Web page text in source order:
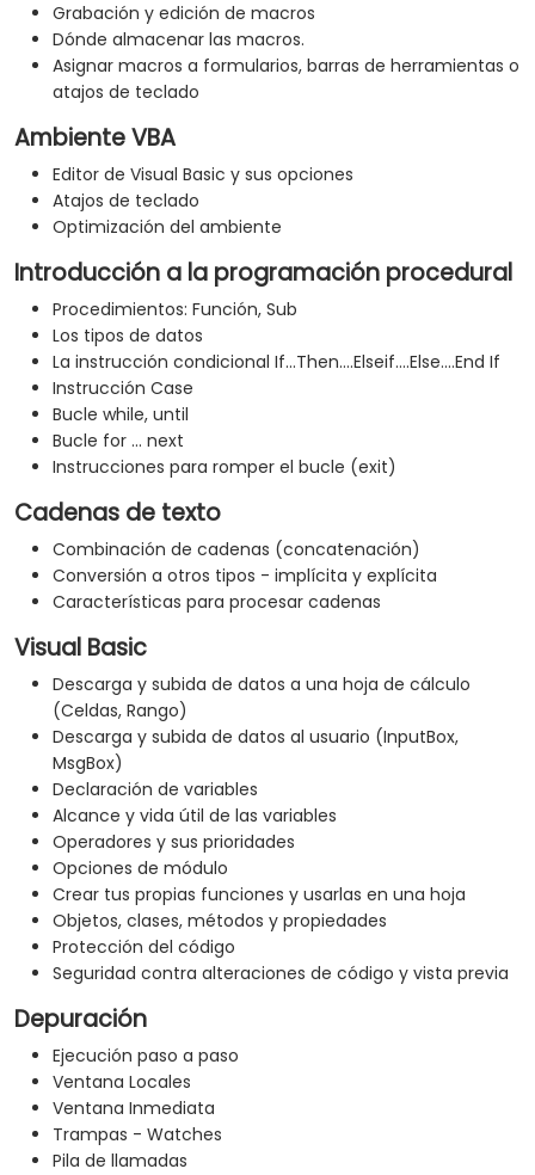
Grabación y edición de macros
Dónde almacenar las macros.
Asignar macros a formularios, barras de herramientas o
atajos de teclado
Ambiente VBA
Editor de Visual Basic y sus opciones
Atajos de teclado
Optimización del ambiente
Introducción a la programación procedural
Procedimientos: Función, Sub
Los tipos de datos
La instrucción condicional If...Then....Elseif....Else....End If
Instrucción Case
Bucle while, until
Bucle for ... next
Instrucciones para romper el bucle (exit)
Cadenas de texto
Combinación de cadenas (concatenación)
Conversión a otros tipos - implícita y explícita
Características para procesar cadenas
Visual Basic
Descarga y subida de datos a una hoja de cálculo
(Celdas, Rango)
Descarga y subida de datos al usuario (InputBox,
MsgBox)
Declaración de variables
Alcance y vida útil de las variables
Operadores y sus prioridades
Opciones de módulo
Crear tus propias funciones y usarlas en una hoja
Objetos, clases, métodos y propiedades
Protección del código
Seguridad contra alteraciones de código y vista previa
Depuración
Ejecución paso a paso
Ventana Locales
Ventana Inmediata
Trampas - Watches
Pila de llamadas